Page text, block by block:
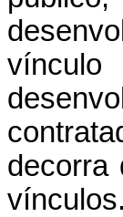
vínculo
decorra
vínculos.